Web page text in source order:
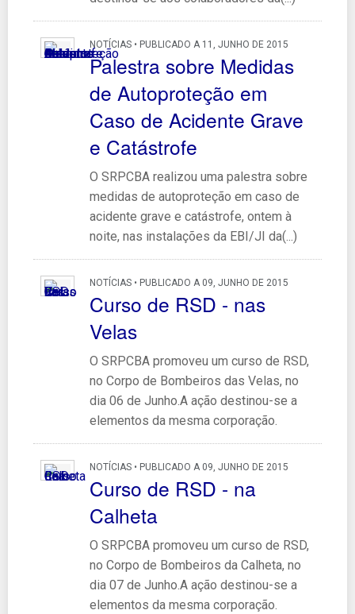
NOTÍCIAS • PUBLICADO A 11, JUNHO DE 2015
Palestra sobre Medidas
de Autoproteção em
Caso de Acidente Grave
e Catástrofe
O SRPCBA realizou uma palestra sobre
medidas de autoproteção em caso de
acidente grave e catástrofe, ontem à
noite, nas instalações da EBI/JI da(...)
NOTÍCIAS • PUBLICADO A 09, JUNHO DE 2015
Curso de RSD - nas
Velas
O SRPCBA promoveu um curso de RSD,
no Corpo de Bombeiros das Velas, no
dia 06 de Junho.A ação destinou-se a
elementos da mesma corporação.
NOTÍCIAS • PUBLICADO A 09, JUNHO DE 2015
Curso de RSD - na
Calheta
O SRPCBA promoveu um curso de RSD,
no Corpo de Bombeiros da Calheta, no
dia 07 de Junho.A ação destinou-se a
elementos da mesma corporação.